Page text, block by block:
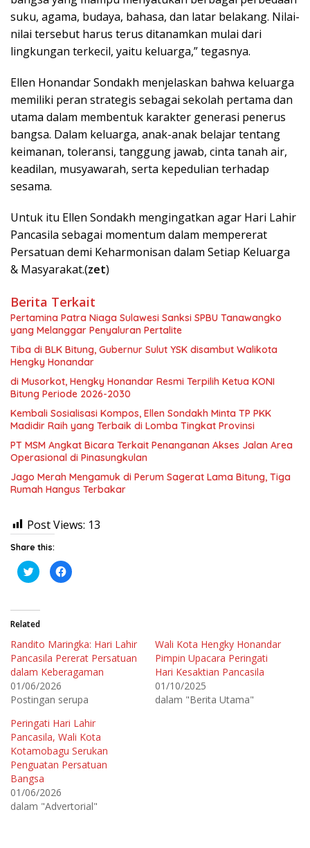
suku, agama, budaya, bahasa, dan latar belakang. Nilai-
nilai tersebut harus terus ditanamkan mulai dari
lingkungan terkecil, yaitu keluarga,” tegasnya.
Ellen Honandar Sondakh menjelaskan bahwa keluarga
memiliki peran strategis sebagai sekolah pertama dan
utama dalam membentuk karakter generasi penerus
bangsa. Dalam keluarga, anak-anak belajar tentang
keimanan, toleransi, tanggung jawab, cinta tanah air,
keadilan, musyawarah, serta kepedulian terhadap
sesama.
Untuk itu Ellen Sondakh mengingatkan agar Hari Lahir
Pancasila sebagai momentum dalam mempererat
Persatuan demi Keharmonisan dalam Setiap Keluarga
& Masyarakat.(zet)
Berita Terkait
Pertamina Patra Niaga Sulawesi Sanksi SPBU Tanawangko
yang Melanggar Penyaluran Pertalite
Tiba di BLK Bitung, Gubernur Sulut YSK disambut Walikota
Hengky Honandar
di Musorkot, Hengky Honandar Resmi Terpilih Ketua KONI
Bitung Periode 2026-2030
Kembali Sosialisasi Kompos, Ellen Sondakh Minta TP PKK
Madidir Raih yang Terbaik di Lomba Tingkat Provinsi
PT MSM Angkat Bicara Terkait Penanganan Akses Jalan Area
Operasional di Pinasungkulan
Jago Merah Mengamuk di Perum Sagerat Lama Bitung, Tiga
Rumah Hangus Terbakar
Post Views: 13
Share this:
K
l
n
u
b
r
b
a
g
p
d
a
T
w
i
t
t
e
r
(
M
e
K
l
m
m
b
a
k
n
d
i
F
a
c
e
k
(
Related
Randito Maringka: Hari Lahir
Pancasila Pererat Persatuan
dalam Keberagaman
01/06/2026
Postingan serupa
Wali Kota Hengky Honandar
Pimpin Upacara Peringati
Hari Kesaktian Pancasila
01/10/2025
dalam "Berita Utama"
Peringati Hari Lahir
Pancasila, Wali Kota
Kotamobagu Serukan
Penguatan Persatuan
Bangsa
01/06/2026
dalam "Advertorial"